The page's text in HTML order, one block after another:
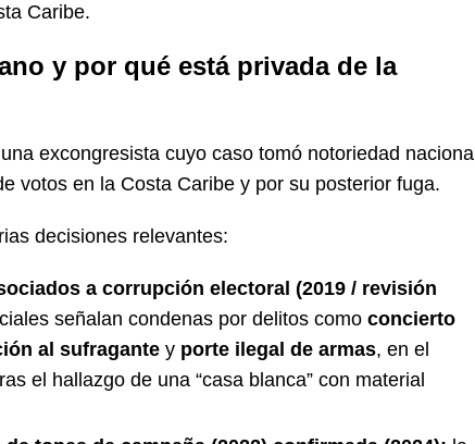
Caribe.
y por qué está privada de la
excongresista cuyo caso tomó notoriedad nacional
votos en la Costa Caribe y por su posterior fuga.
decisiones relevantes:
a corrupción electoral (2019 / revisión
señalan condenas por delitos como concierto
al sufragante y porte ilegal de armas, en el
el hallazgo de una “casa blanca” con material